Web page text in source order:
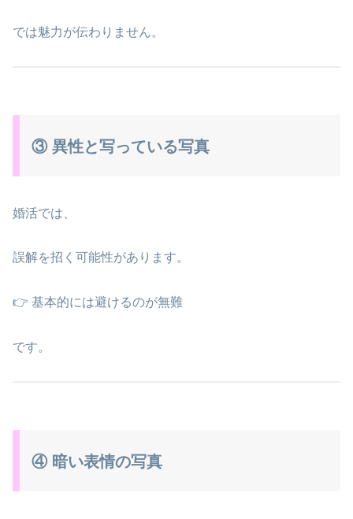
では魅力が伝わりません。
③ 異性と写っている写真
婚活では、
誤解を招く可能性があります。
👉 基本的には避けるのが無難
です。
④ 暗い表情の写真